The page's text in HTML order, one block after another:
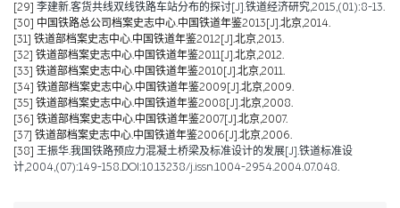
[29] 李建新.客货共线双线铁路车站分布的探讨[J].铁道经济研究,2015,(01):8-13.
[30] 中国铁路总公司档案史志中心.中国铁道年鉴2013[J].北京,2014.
[31] 铁道部档案史志中心.中国铁道年鉴2012[J].北京,2013.
[32] 铁道部档案史志中心.中国铁道年鉴2011[J].北京,2012.
[33] 铁道部档案史志中心.中国铁道年鉴2010[J].北京,2011.
[34] 铁道部档案史志中心.中国铁道年鉴2009[J].北京,2009.
[35] 铁道部档案史志中心.中国铁道年鉴2008[J].北京,2008.
[36] 铁道部档案史志中心.中国铁道年鉴2007[J].北京,2007.
[37] 铁道部档案史志中心.中国铁道年鉴2006[J].北京,2006.
[38] 王振华.我国铁路预应力混凝土桥梁及标准设计的发展[J].铁道标准设
计,2004,(07):149-158.DOI:10.13238/j.issn.1004-2954.2004.07.048.